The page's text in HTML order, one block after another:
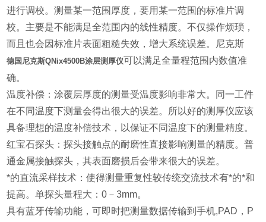
进行调校。测量某一范围厚度，要用某一范围的标准片调
校。主要是不能满足全范围内的线性精度。不仅操作烦琐，
而且也会因标准片表面粗糙失效，增大系统误差。尼克斯
德国尼克斯QNix4500B涂层测厚仪可以满足全量程范围内数值准
确。
温度补偿：涂覆层厚度的测量受温度影响非常大。同一工件
在不同温度下测量会得出很大的误差。所以好的测厚仪应该
具备理想的温度补偿技术，以保证不同温度下的测量精度。
红宝石探头：探头接触点的耐磨性直接影响测量的精度。普
通金属接触探头，其表面磨损后会带来很大的误差。
*的直流采样技术：使得测量重复性较传统交流技术有*的*和
提高。单探头量程大：0－3mm。
具有蓝牙传输功能，可即时把测量数据传输到手机,PAD，P